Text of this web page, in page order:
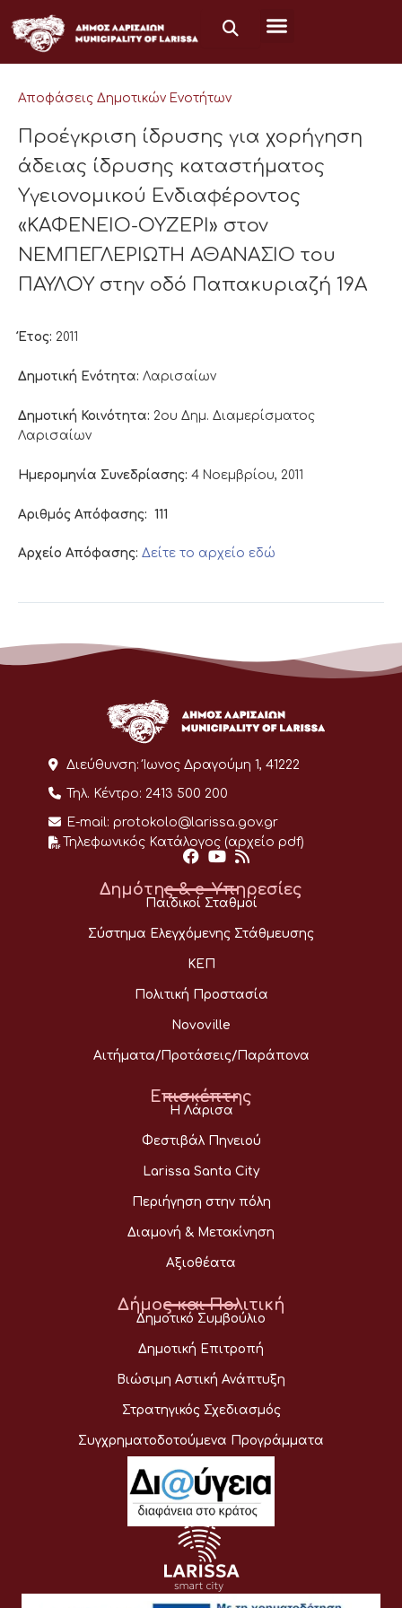
στο
περιεχόμενο
Αποφάσεις Δημοτικών Ενοτήτων
Προέγκριση ίδρυσης για χορήγηση
άδειας ίδρυσης καταστήματος
Υγειονομικού Ενδιαφέροντος
«ΚΑΦΕΝΕΙΟ-ΟΥΖΕΡΙ» στον
ΝΕΜΠΕΓΛΕΡΙΩΤΗ ΑΘΑΝΑΣΙΟ του
ΠΑΥΛΟΥ στην οδό Παπακυριαζή 19Α
Έτος: 2011
Δημοτική Ενότητα: Λαρισαίων
Δημοτική Κοινότητα: 2ου Δημ. Διαμερίσματος
Λαρισαίων
Ημερομηνία Συνεδρίασης: 4 Νοεμβρίου, 2011
Αριθμός Απόφασης: 111
Αρχείο Απόφασης: Δείτε το αρχείο εδώ
Διεύθυνση: Ίωνος Δραγούμη 1, 41222
Τηλ. Κέντρο: 2413 500 200
E-mail: protokolo@larissa.gov.gr
Τηλεφωνικός Κατάλογος (αρχείο pdf)
Δημότης & e-Υπηρεσίες
Παιδικοί Σταθμοί
Σύστημα Ελεγχόμενης Στάθμευσης
ΚΕΠ
Πολιτική Προστασία
Novoville
Αιτήματα/Προτάσεις/Παράπονα
Επισκέπτης
Η Λάρισα
Φεστιβάλ Πηνειού
Larissa Santa City
Περιήγηση στην πόλη
Διαμονή & Μετακίνηση
Αξιοθέατα
Δήμος και Πολιτική
Δημοτικό Συμβούλιο
Δημοτική Επιτροπή
Βιώσιμη Αστική Ανάπτυξη
Στρατηγικός Σχεδιασμός
Συγχρηματοδοτούμενα Προγράμματα